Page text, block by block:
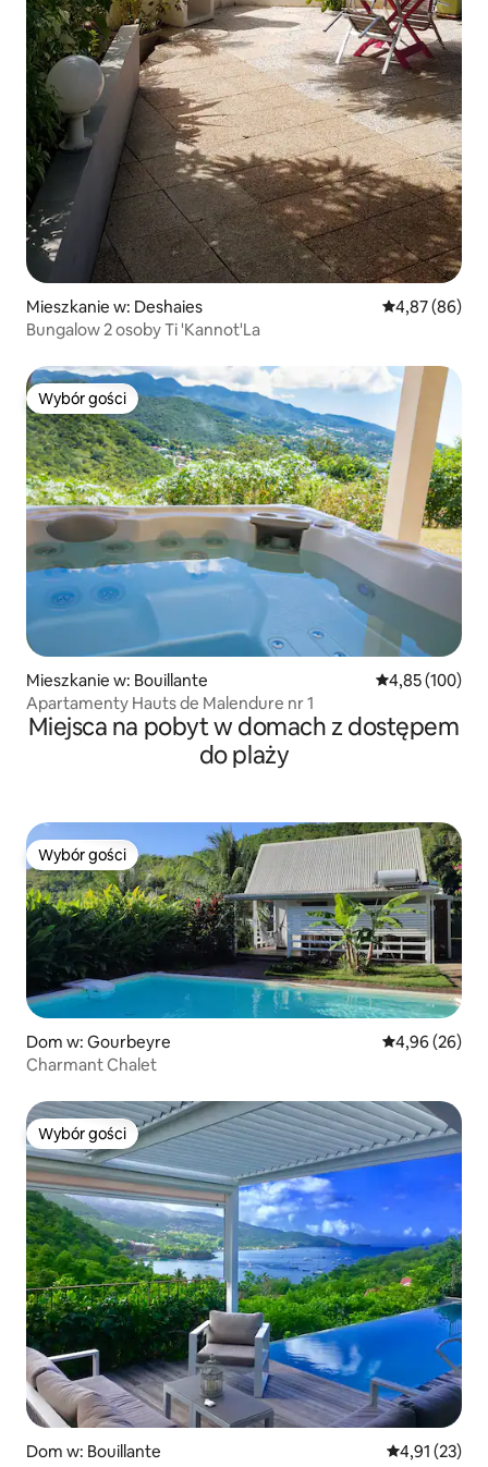
Mieszkanie w: Deshaies Średnia
4,87 (86)
Bungalow 2 osoby Ti 'Kannot'La
Wybór gości
Wybór gości
Mieszkanie w: Bouillante Średnia
4,85 (100)
Apartamenty Hauts de Malendure nr 1
Miejsca na pobyt w domach z dostępem
do plaży
Wybór gości
Wybór gości
Dom w: Gourbeyre Średnia
4,96 (26)
Charmant Chalet
Wybór gości
Wybór gości
Dom w: Bouillante Średnia
4,91 (23)